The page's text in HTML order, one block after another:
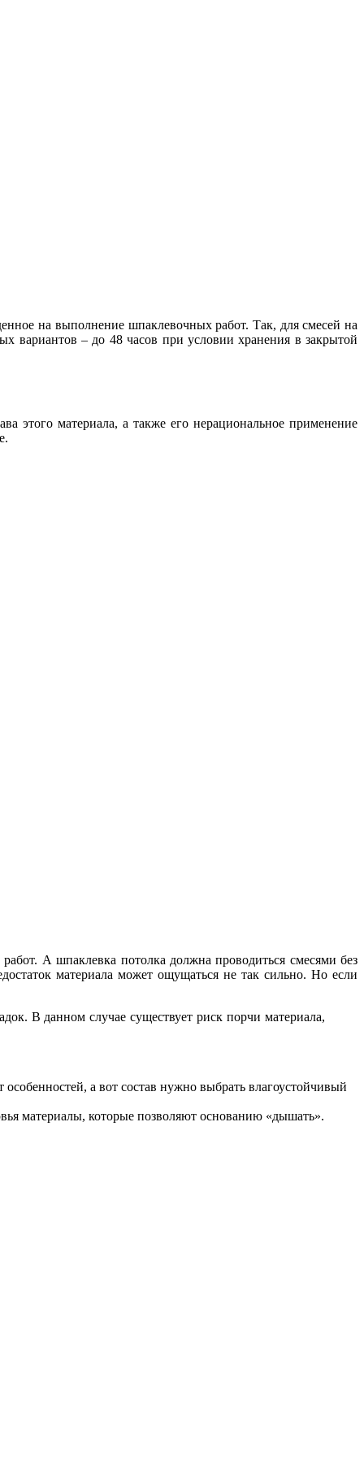
на выполнение шпаклевочных работ. Так, для смесей на
вариантов – до 48 часов при условии хранения в закрытой
этого материала, а также его нерациональное применение
А шпаклевка потолка должна проводиться смесями без
материала может ощущаться не так сильно. Но если
В данном случае существует риск порчи материала,
а вот состав нужно выбрать влагоустойчивый
материалы, которые позволяют основанию «дышать».